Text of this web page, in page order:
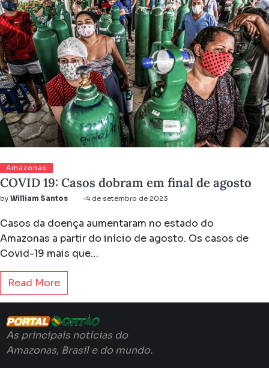
Amazonas
COVID 19: Casos dobram em final de agosto
by William Santos 4 de setembro de 2023
Casos da doença aumentaram no estado do
Amazonas a partir do início de agosto. Os casos de
Covid-19 mais que…
Read More
As principais notícias do
Amazonas, Brasil e do mundo.